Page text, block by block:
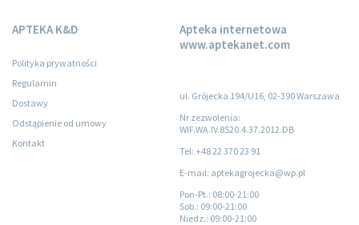
APTEKA K&D
Polityka prywatności
Regulamin
Dostawy
Odstąpienie od umowy
Kontakt
Apteka internetowa
www.aptekanet.com
ul. Grójecka 194/U16, 02-390 Warszawa
Nr zezwolenia:
WIF.WA.IV.8520.4.37.2012.DB
Tel: +48 22 370 23 91
E-mail: aptekagrojecka@wp.pl
Pon-Pt.: 08:00-21:00
Sob.: 09:00-21:00
Niedz.: 09:00-21:00